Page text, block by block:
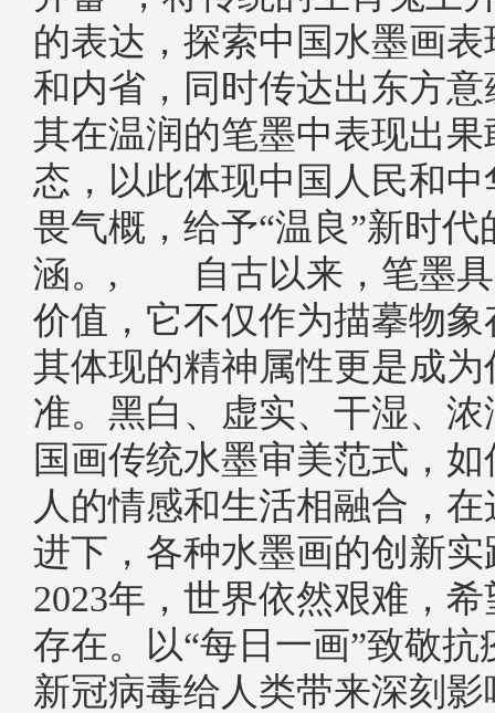
的表达，探索中国水墨画
和内省，同时传达出东方
其在温润的笔墨中表现出
态，以此体现中国人民和
畏气概，给予“温良”新时代
涵。, 自古以来，笔墨具
价值，它不仅作为描摹物
其体现的精神属性更是成
准。黑白、虚实、干湿、
国画传统水墨审美范式，
人的情感和生活相融合，
进下，各种水墨画的创新
2023年，世界依然艰难，
存在。以“每日一画”致敬
新冠病毒给人类带来深刻